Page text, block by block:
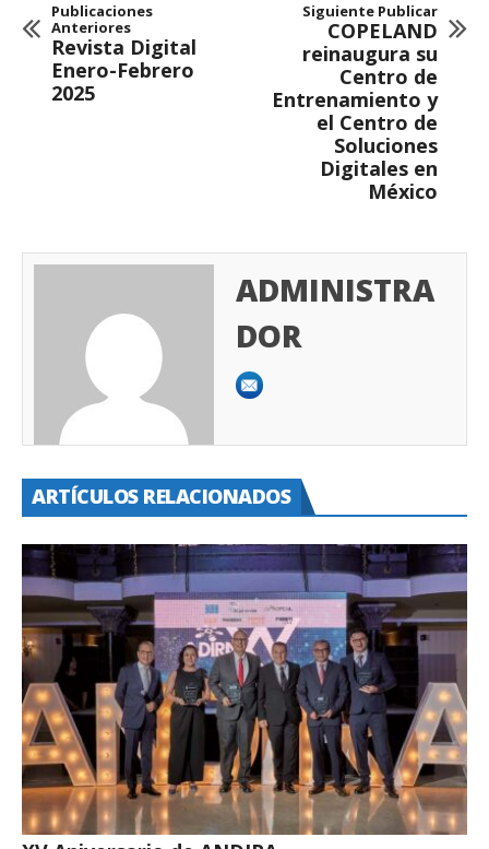
Publicaciones
Anteriores
Revista Digital
Enero-Febrero
2025
Siguiente Publicar
COPELAND
reinaugura su
Centro de
Entrenamiento y
el Centro de
Soluciones
Digitales en
México
ADMINISTRA
DOR
ARTÍCULOS RELACIONADOS